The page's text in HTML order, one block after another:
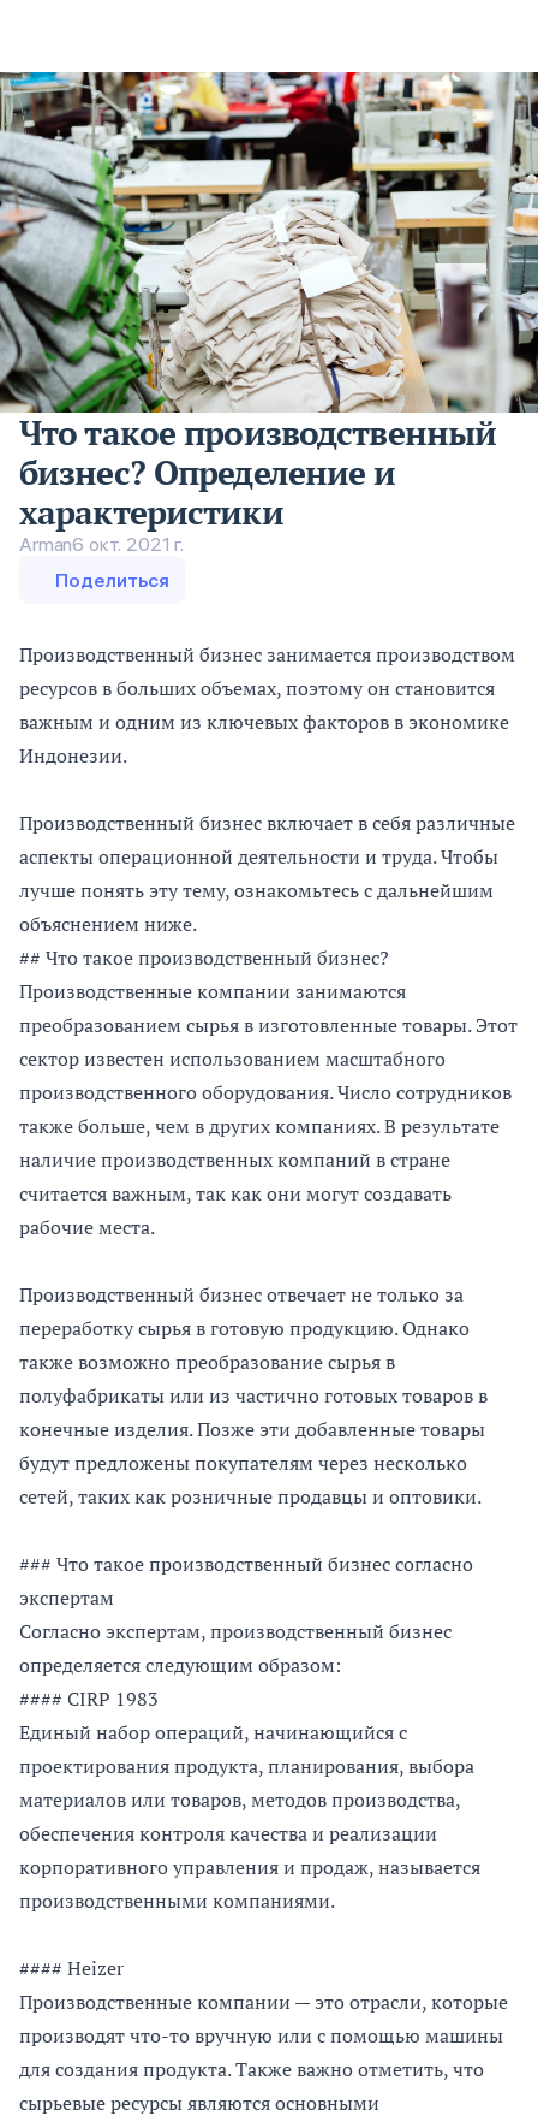
Что такое производственный
бизнес? Определение и
характеристики
Arman6 окт. 2021 г.
Поделиться
Производственный бизнес занимается производством
ресурсов в больших объемах, поэтому он становится
важным и одним из ключевых факторов в экономике
Индонезии.
Производственный бизнес включает в себя различные
аспекты операционной деятельности и труда. Чтобы
лучше понять эту тему, ознакомьтесь с дальнейшим
объяснением ниже.
## Что такое производственный бизнес?
Производственные компании занимаются
преобразованием сырья в изготовленные товары. Этот
сектор известен использованием масштабного
производственного оборудования. Число сотрудников
также больше, чем в других компаниях. В результате
наличие производственных компаний в стране
считается важным, так как они могут создавать
рабочие места.
Производственный бизнес отвечает не только за
переработку сырья в готовую продукцию. Однако
также возможно преобразование сырья в
полуфабрикаты или из частично готовых товаров в
конечные изделия. Позже эти добавленные товары
будут предложены покупателям через несколько
сетей, таких как розничные продавцы и оптовики.
### Что такое производственный бизнес согласно
экспертам
Согласно экспертам, производственный бизнес
определяется следующим образом:
#### CIRP 1983
Единый набор операций, начинающийся с
проектирования продукта, планирования, выбора
материалов или товаров, методов производства,
обеспечения контроля качества и реализации
корпоративного управления и продаж, называется
производственными компаниями.
#### Heizer
Производственные компании — это отрасли, которые
производят что-то вручную или с помощью машины
для создания продукта. Также важно отметить, что
сырьевые ресурсы являются основными